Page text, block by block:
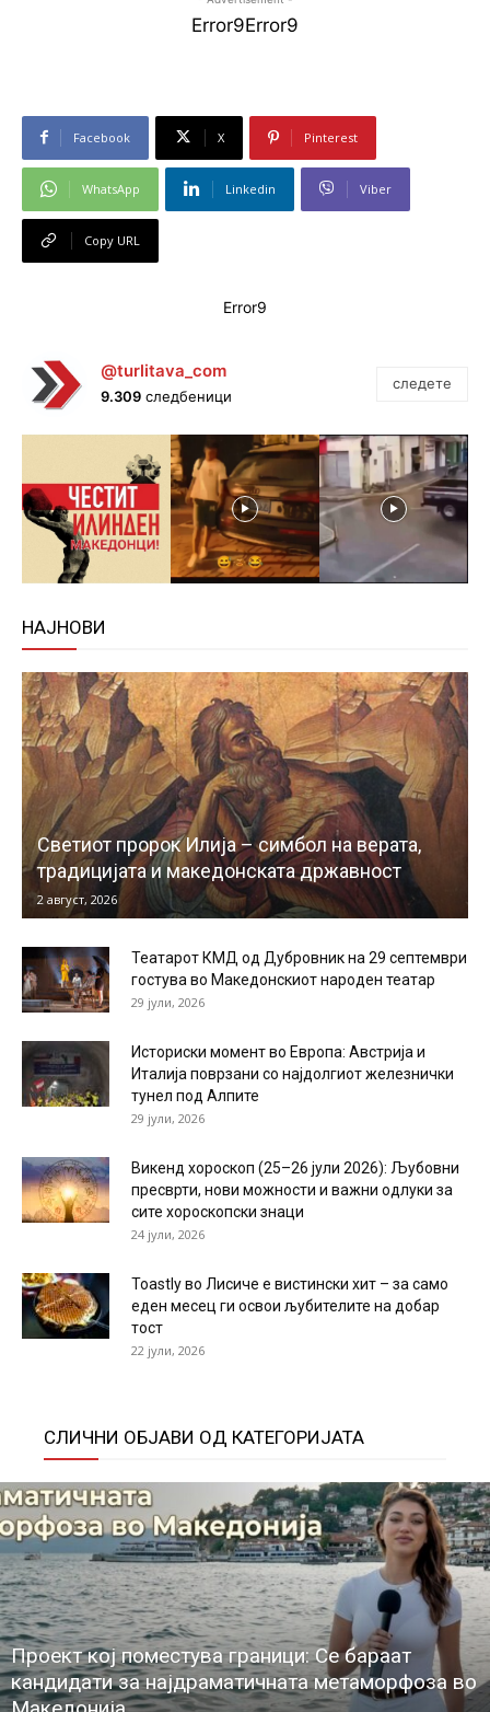
Error9Error9
Facebook X Pinterest
WhatsApp Linkedin Viber
Copy URL
Error9
@turlitava_com
9.309 следбеници
следете
НАЈНОВИ
Светиот пророк Илија – симбол на верата,
традицијата и македонската државност
2 август, 2026
Театарот КМД од Дубровник на 29 септември
гостува во Македонскиот народен театар
29 јули, 2026
Историски момент во Европа: Австрија и
Италија поврзани со најдолгиот железнички
тунел под Алпите
29 јули, 2026
Викенд хороскоп (25–26 јули 2026): Љубовни
пресврти, нови можности и важни одлуки за
сите хороскопски знаци
24 јули, 2026
Toastly во Лисиче е вистински хит – за само
еден месец ги освои љубителите на добар
тост
22 јули, 2026
СЛИЧНИ ОБЈАВИ ОД КАТЕГОРИЈАТА
Проект кој поместува граници: Се бараат
кандидати за најдраматичната метаморфоза во